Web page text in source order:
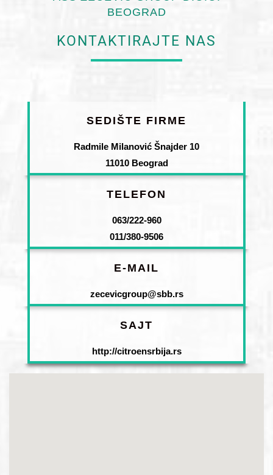
BEOGRAD
KONTAKTIRAJTE NAS
SEDIŠTE FIRME
Radmile Milanović Šnajder 10
11010 Beograd
TELEFON
063/222-960
011/380-9506
E-MAIL
zecevicgroup@sbb.rs
SAJT
http://citroensrbija.rs